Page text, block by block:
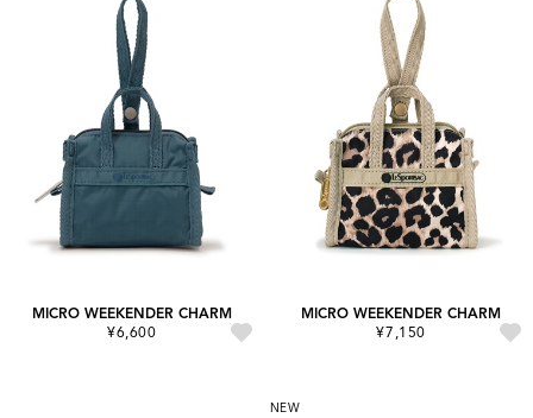
MICRO WEEKENDER CHARM
¥6,600
MICRO WEEKENDER CHARM
¥7,150
NEW